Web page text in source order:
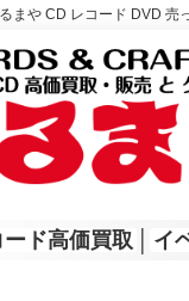
まや CD レコード DVD
ード高価買取 イ